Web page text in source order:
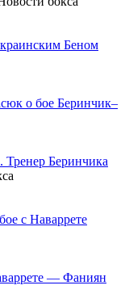
Беном
о бое Беринчик–
Тренер Беринчика
с Наваррете
— Фаниян